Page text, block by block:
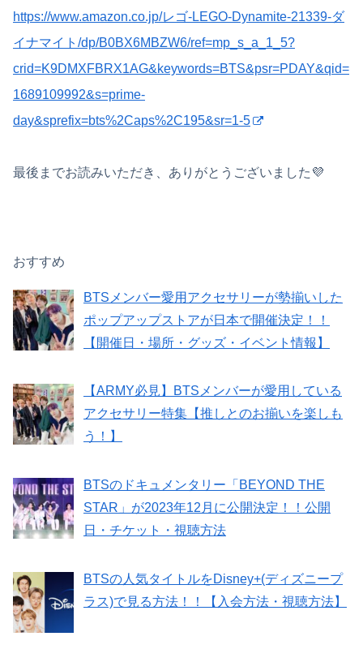
https://www.amazon.co.jp/レゴ-LEGO-Dynamite-21339-ダ
イナマイト/dp/B0BX6MBZW6/ref=mp_s_a_1_5?
crid=K9DMXFBRX1AG&keywords=BTS&psr=PDAY&qid=
1689109992&s=prime-
day&sprefix=bts%2Caps%2C195&sr=1-5
最後までお読みいただき、ありがとうございました💜
おすすめ
BTSメンバー愛用アクセサリーが勢揃いした
ポップアップストアが日本で開催決定！！
【開催日・場所・グッズ・イベント情報】
【ARMY必見】BTSメンバーが愛用している
アクセサリー特集【推しとのお揃いを楽しも
う！】
BTSのドキュメンタリー「BEYOND THE
STAR」が2023年12月に公開決定！！公開
日・チケット・視聴方法
BTSの人気タイトルをDisney+(ディズニープ
ラス)で見る方法！！【入会方法・視聴方法】